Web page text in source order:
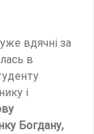
вдячні за
в
і
Богдану,